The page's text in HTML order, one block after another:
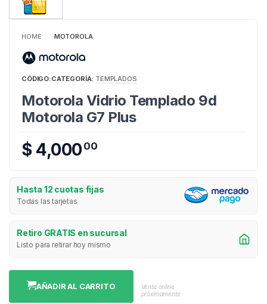
HOME MOTOROLA
CÓDIGO:CATEGORÍA: TEMPLADOS
Motorola Vidrio Templado 9d
Motorola G7 Plus
$ 4,00000
Hasta 12 cuotas fijas
Todas las tarjetas
Retiro GRATIS en sucursal
Listo para retirar hoy mismo
AÑADIR AL CARRITO
Venta online
próximamente